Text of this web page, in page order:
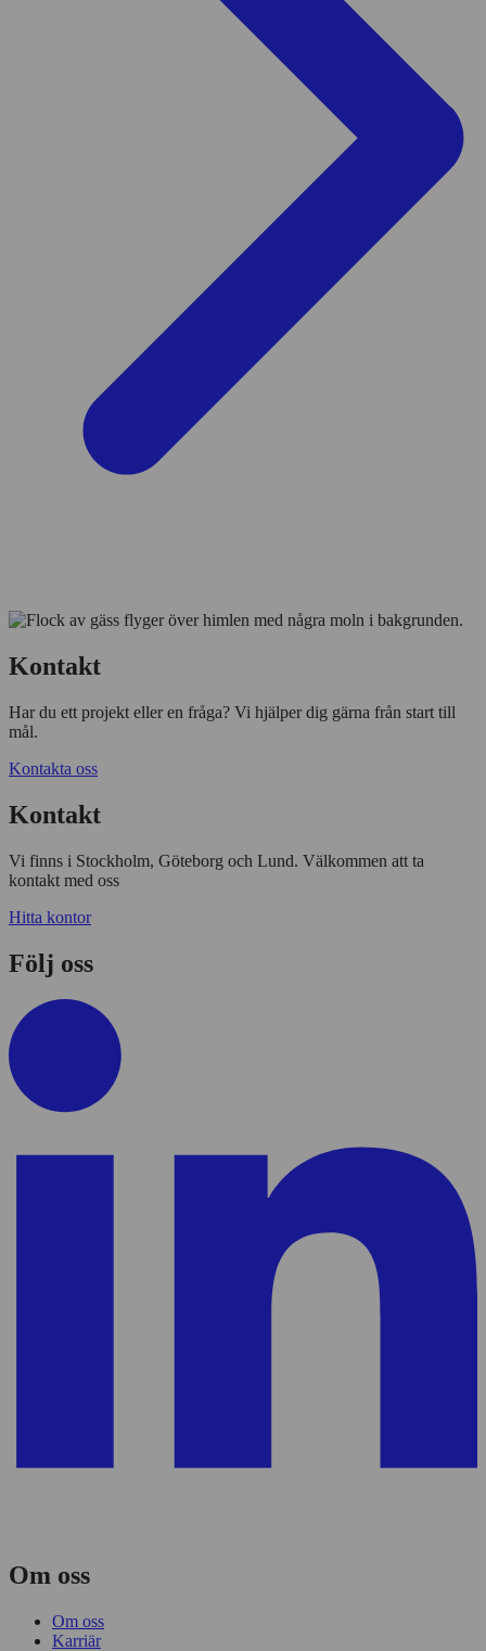
Kontakt
Har du ett projekt eller en fråga? Vi hjälper dig gärna från start till
mål.
Kontakta oss
Kontakt
Vi finns i Stockholm, Göteborg och Lund. Välkommen att ta
kontakt med oss
Hitta kontor
Följ oss
Om oss
Om oss
Karriär